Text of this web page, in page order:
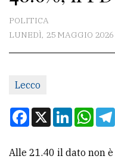
CONTATTI
Scrivici
Per
la
pubblicità
POLITICA
LUNEDÌ, 25 MAGGIO
Lecco
Facebook
X LinkedIn
Alle 21.40 il dato non